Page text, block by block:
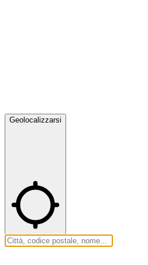
Geolocalizzarsi